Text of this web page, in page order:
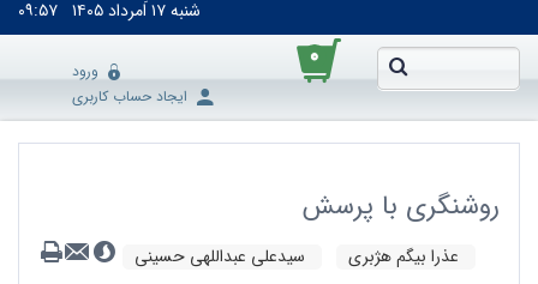
شنبه۱۷ اَمرداد ۱۴۰۵ ۰۹:۵۷
۰
ورود
ایجاد حساب کاربری
روشنگری با پرسش
عذرا بیگم هژبری
سیدعلی عبداللهی حسینی